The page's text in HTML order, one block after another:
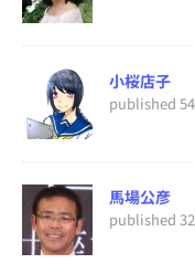
小桜店子
published
馬場公彦
published